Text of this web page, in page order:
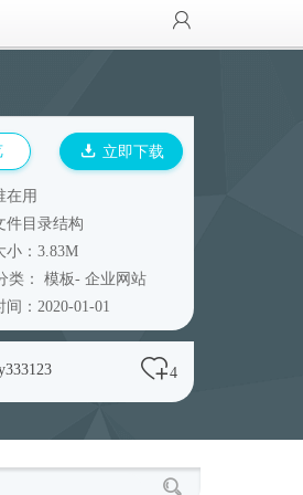
立即下载
在用
件目录结构
小：3.83M
类： 模板- 企业网站
间：2020-01-01
4